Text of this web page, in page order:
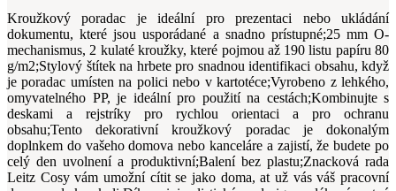
Kroužkový poradac je ideální pro prezentaci nebo ukládání
dokumentu, které jsou usporádané a snadno prístupné;25 mm O-
mechanismus, 2 kulaté kroužky, které pojmou až 190 listu papíru 80
g/m2;Stylový štítek na hrbete pro snadnou identifikaci obsahu, když
je poradac umísten na polici nebo v kartotéce;Vyrobeno z lehkého,
omyvatelného PP, je ideální pro použití na cestách;Kombinujte s
deskami a rejstríky pro rychlou orientaci a pro ochranu
obsahu;Tento dekorativní kroužkový poradac je dokonalým
doplnkem do vašeho domova nebo kanceláre a zajistí, že budete po
celý den uvolnení a produktivní;Balení bez plastu;Znacková rada
Leitz Cosy vám umožní cítit se jako doma, at už vás váš pracovní